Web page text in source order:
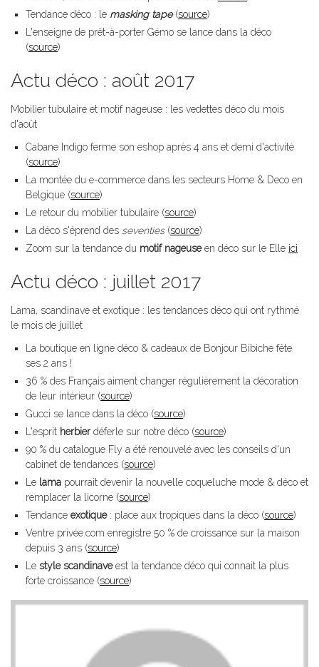
Tendance déco : le masking tape(source)
L'enseigne de prêt-à-porter Gémo se lance dans la déco
(source)
Actu déco : août 2017
Mobilier tubulaire et motif nageuse : les vedettes déco du mois
d'août
Cabane Indigo ferme son eshop après 4 ans et demi d'activité
(source)
La montée du e-commerce dans les secteurs Home & Deco en
Belgique (source)
Le retour du mobilier tubulaire (source)
La déco s'éprend des seventies(source)
Zoom sur la tendance du motif nageuseen déco sur le Elle ici
Actu déco : juillet 2017
Lama, scandinave et exotique : les tendances déco qui ont rythmé
le mois de juillet
La boutique en ligne déco & cadeaux de Bonjour Bibiche fête
ses 2 ans !
36 % des Français aiment changer régulièrement la décoration
de leur intérieur (source)
Gucci se lance dans la déco (source)
L'esprit herbierdéferle sur notre déco (source)
90 % du catalogue Fly a été renouvelé avec les conseils d'un
cabinet de tendances (source)
Le lama pourrait devenir la nouvelle coqueluche mode & déco et
remplacer la licorne (source)
Tendance exotique: place aux tropiques dans la déco (source)
Ventre privée.com enregistre 50 % de croissance sur la maison
depuis 3 ans (source)
Le style scandinaveest la tendance déco qui connait la plus
forte croissance (source)